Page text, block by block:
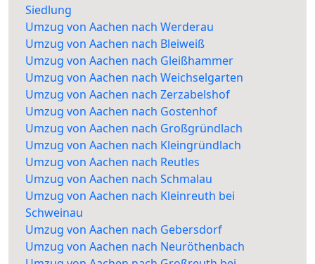
Siedlung
Umzug von Aachen nach Werderau
Umzug von Aachen nach Bleiweiß
Umzug von Aachen nach Gleißhammer
Umzug von Aachen nach Weichselgarten
Umzug von Aachen nach Zerzabelshof
Umzug von Aachen nach Gostenhof
Umzug von Aachen nach Großgründlach
Umzug von Aachen nach Kleingründlach
Umzug von Aachen nach Reutles
Umzug von Aachen nach Schmalau
Umzug von Aachen nach Kleinreuth bei
Schweinau
Umzug von Aachen nach Gebersdorf
Umzug von Aachen nach Neuröthenbach